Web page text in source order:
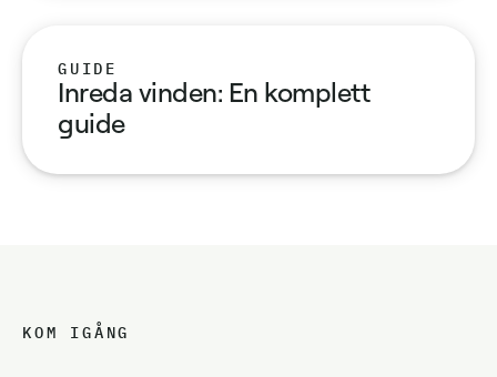
GUIDE
Inreda vinden: En komplett
guide
KOM IGÅNG